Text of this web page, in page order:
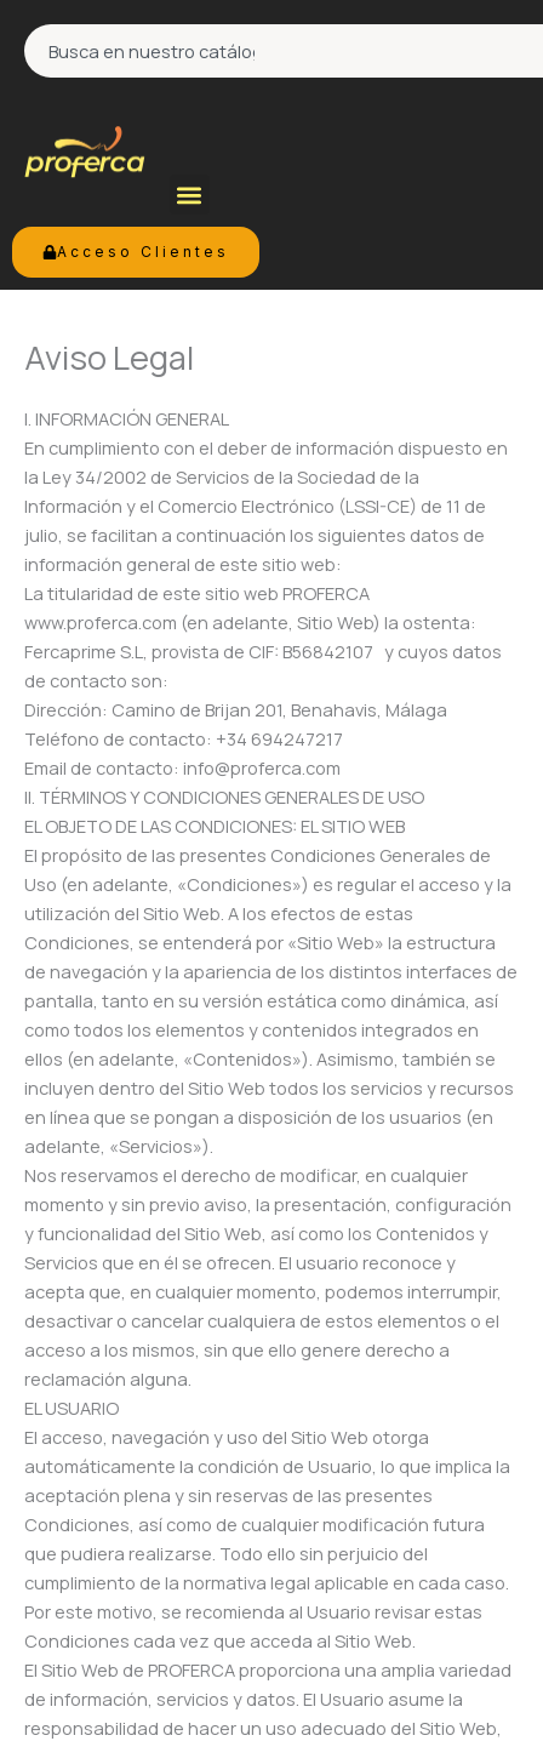
contenido
Search
Acceso Clientes
Aviso Legal
I. INFORMACIÓN GENERAL
En cumplimiento con el deber de información dispuesto en
la Ley 34/2002 de Servicios de la Sociedad de la
Información y el Comercio Electrónico (LSSI-CE) de 11 de
julio, se facilitan a continuación los siguientes datos de
información general de este sitio web:
La titularidad de este sitio web PROFERCA
www.proferca.com (en adelante, Sitio Web) la ostenta:
Fercaprime S.L, provista de CIF: B56842107 y cuyos datos
de contacto son:
Dirección: Camino de Brijan 201, Benahavis, Málaga
Teléfono de contacto: +34 694247217
Email de contacto: info@proferca.com
II. TÉRMINOS Y CONDICIONES GENERALES DE USO
EL OBJETO DE LAS CONDICIONES: EL SITIO WEB
El propósito de las presentes Condiciones Generales de
Uso (en adelante, «Condiciones») es regular el acceso y la
utilización del Sitio Web. A los efectos de estas
Condiciones, se entenderá por «Sitio Web» la estructura
de navegación y la apariencia de los distintos interfaces de
pantalla, tanto en su versión estática como dinámica, así
como todos los elementos y contenidos integrados en
ellos (en adelante, «Contenidos»). Asimismo, también se
incluyen dentro del Sitio Web todos los servicios y recursos
en línea que se pongan a disposición de los usuarios (en
adelante, «Servicios»).
Nos reservamos el derecho de modificar, en cualquier
momento y sin previo aviso, la presentación, configuración
y funcionalidad del Sitio Web, así como los Contenidos y
Servicios que en él se ofrecen. El usuario reconoce y
acepta que, en cualquier momento, podemos interrumpir,
desactivar o cancelar cualquiera de estos elementos o el
acceso a los mismos, sin que ello genere derecho a
reclamación alguna.
EL USUARIO
El acceso, navegación y uso del Sitio Web otorga
automáticamente la condición de Usuario, lo que implica la
aceptación plena y sin reservas de las presentes
Condiciones, así como de cualquier modificación futura
que pudiera realizarse. Todo ello sin perjuicio del
cumplimiento de la normativa legal aplicable en cada caso.
Por este motivo, se recomienda al Usuario revisar estas
Condiciones cada vez que acceda al Sitio Web.
El Sitio Web de PROFERCA proporciona una amplia variedad
de información, servicios y datos. El Usuario asume la
responsabilidad de hacer un uso adecuado del Sitio Web,